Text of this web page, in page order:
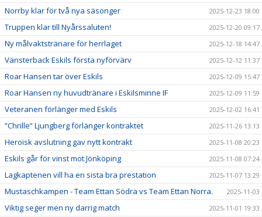
Norrby klar för två nya säsonger 2025-12-23 18:00
Truppen klar till Nyårssaluten! 2025-12-20 09:17
Ny målvaktstränare för herrlaget 2025-12-18 14:47
Vänsterback Eskils första nyförvärv 2025-12-12 11:37
Roar Hansen tar över Eskils 2025-12-09 15:47
Roar Hansen ny huvudtränare i Eskilsminne IF 2025-12-09 11:59
Veteranen förlänger med Eskils 2025-12-02 16:41
”Chrille” Ljungberg förlänger kontraktet 2025-11-26 13:13
Heroisk avslutning gav nytt kontrakt 2025-11-08 20:23
Eskils går för vinst mot Jönköping 2025-11-08 07:24
Lagkaptenen vill ha en sista bra prestation 2025-11-07 13:29
Mustaschkampen - Team Ettan Södra vs Team Ettan Norra. 2025-11-03
Viktig seger men ny darrig match 2025-11-01 19:33